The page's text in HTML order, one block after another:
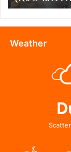
अध्यक्ष
किरण
सिंह
देव
Weather